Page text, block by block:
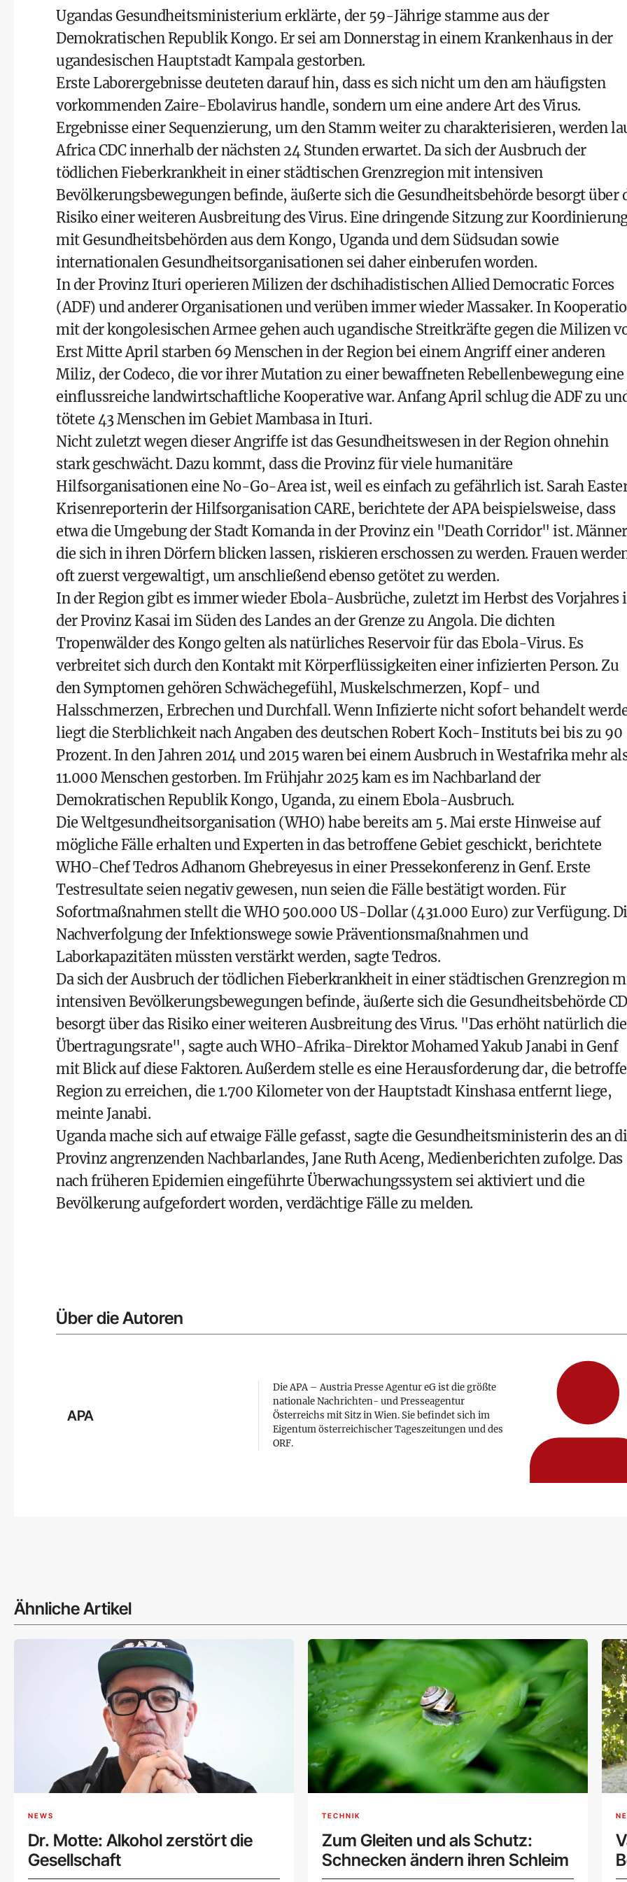
Ugandas Gesundheitsministerium erklärte, der 59-Jährige stamme aus der
Demokratischen Republik Kongo. Er sei am Donnerstag in einem Krankenhaus in der
ugandesischen Hauptstadt Kampala gestorben.
Erste Laborergebnisse deuteten darauf hin, dass es sich nicht um den am häufigsten
vorkommenden Zaire-Ebolavirus handle, sondern um eine andere Art des Virus.
Ergebnisse einer Sequenzierung, um den Stamm weiter zu charakterisieren, werden
Africa CDC innerhalb der nächsten 24 Stunden erwartet. Da sich der Ausbruch der
tödlichen Fieberkrankheit in einer städtischen Grenzregion mit intensiven
Bevölkerungsbewegungen befinde, äußerte sich die Gesundheitsbehörde besorgt über
Risiko einer weiteren Ausbreitung des Virus. Eine dringende Sitzung zur
mit Gesundheitsbehörden aus dem Kongo, Uganda und dem Südsudan sowie
internationalen Gesundheitsorganisationen sei daher einberufen worden.
In der Provinz Ituri operieren Milizen der dschihadistischen Allied Democratic Forces
(ADF) und anderer Organisationen und verüben immer wieder Massaker. In
mit der kongolesischen Armee gehen auch ugandische Streitkräfte gegen die Milizen
Erst Mitte April starben 69 Menschen in der Region bei einem Angriff einer anderen
Miliz, der Codeco, die vor ihrer Mutation zu einer bewaffneten Rebellenbewegung eine
einflussreiche landwirtschaftliche Kooperative war. Anfang April schlug die ADF zu
tötete 43 Menschen im Gebiet Mambasa in Ituri.
Nicht zuletzt wegen dieser Angriffe ist das Gesundheitswesen in der Region ohnehin
stark geschwächt. Dazu kommt, dass die Provinz für viele humanitäre
Hilfsorganisationen eine No-Go-Area ist, weil es einfach zu gefährlich ist. Sarah
Krisenreporterin der Hilfsorganisation CARE, berichtete der APA beispielsweise, dass
etwa die Umgebung der Stadt Komanda in der Provinz ein "Death Corridor" ist.
die sich in ihren Dörfern blicken lassen, riskieren erschossen zu werden. Frauen
oft zuerst vergewaltigt, um anschließend ebenso getötet zu werden.
In der Region gibt es immer wieder Ebola-Ausbrüche, zuletzt im Herbst des Vorjahres
der Provinz Kasai im Süden des Landes an der Grenze zu Angola. Die dichten
Tropenwälder des Kongo gelten als natürliches Reservoir für das Ebola-Virus. Es
verbreitet sich durch den Kontakt mit Körperflüssigkeiten einer infizierten Person. Zu
den Symptomen gehören Schwächegefühl, Muskelschmerzen, Kopf- und
Halsschmerzen, Erbrechen und Durchfall. Wenn Infizierte nicht sofort behandelt
liegt die Sterblichkeit nach Angaben des deutschen Robert Koch-Instituts bei bis zu 90
Prozent. In den Jahren 2014 und 2015 waren bei einem Ausbruch in Westafrika mehr
11.000 Menschen gestorben. Im Frühjahr 2025 kam es im Nachbarland der
Demokratischen Republik Kongo, Uganda, zu einem Ebola-Ausbruch.
Die Weltgesundheitsorganisation (WHO) habe bereits am 5. Mai erste Hinweise auf
mögliche Fälle erhalten und Experten in das betroffene Gebiet geschickt, berichtete
WHO-Chef Tedros Adhanom Ghebreyesus in einer Pressekonferenz in Genf. Erste
Testresultate seien negativ gewesen, nun seien die Fälle bestätigt worden. Für
Sofortmaßnahmen stellt die WHO 500.000 US-Dollar (431.000 Euro) zur Verfügung.
Nachverfolgung der Infektionswege sowie Präventionsmaßnahmen und
Laborkapazitäten müssten verstärkt werden, sagte Tedros.
Da sich der Ausbruch der tödlichen Fieberkrankheit in einer städtischen Grenzregion
intensiven Bevölkerungsbewegungen befinde, äußerte sich die Gesundheitsbehörde
besorgt über das Risiko einer weiteren Ausbreitung des Virus. "Das erhöht natürlich die
Übertragungsrate", sagte auch WHO-Afrika-Direktor Mohamed Yakub Janabi in Genf
mit Blick auf diese Faktoren. Außerdem stelle es eine Herausforderung dar, die
Region zu erreichen, die 1.700 Kilometer von der Hauptstadt Kinshasa entfernt liege,
meinte Janabi.
Uganda mache sich auf etwaige Fälle gefasst, sagte die Gesundheitsministerin des an
Provinz angrenzenden Nachbarlandes, Jane Ruth Aceng, Medienberichten zufolge. Das
nach früheren Epidemien eingeführte Überwachungssystem sei aktiviert und die
Bevölkerung aufgefordert worden, verdächtige Fälle zu melden.
Über die Autoren
APA
Die APA – Austria Presse Agentur eG ist die größte
nationale Nachrichten- und Presseagentur
Österreichs mit Sitz in Wien. Sie befindet sich im
Eigentum österreichischer Tageszeitungen und des
ORF.
Ähnliche Artikel
NEWS
Dr. Motte: Alkohol zerstört die
Gesellschaft
TECHNIK
Zum Gleiten und als Schutz:
Schnecken ändern ihren Schleim